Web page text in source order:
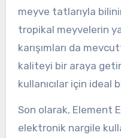
meyve tatlarıyla
tropikal meyvelerin
karışımları da
kaliteyi bir araya
kullanıcılar için ideal
Son olarak, Element
elektronik nargile